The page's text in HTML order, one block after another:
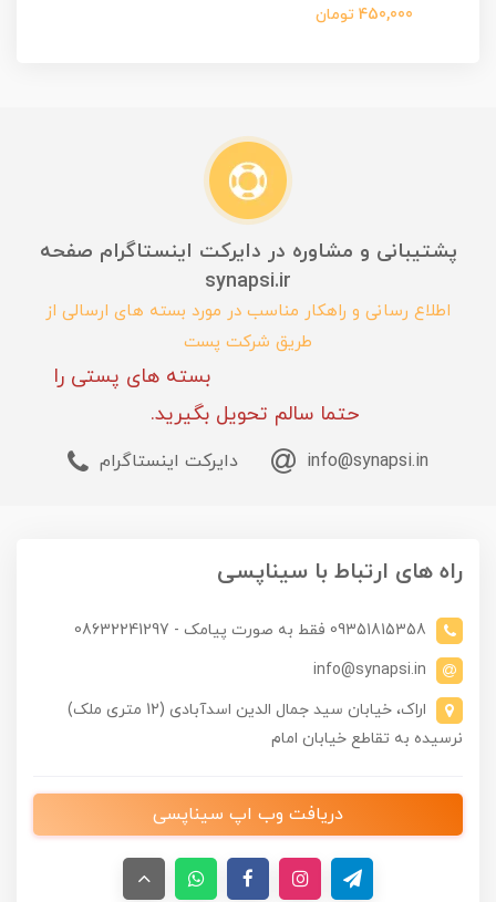
450,000 تومان
پشتیبانی و مشاوره در دایرکت اینستاگرام صفحه
synapsi.ir
اطلاع رسانی و راهکار مناسب در مورد بسته های ارسالی از
طریق شرکت پست
بسته های پستی را
حتما سالم تحویل بگیرید.
info@synapsi.in دایرکت اینستاگرام
راه های ارتباط با سیناپسی
09351815358 فقط به صورت پیامک - 08632241297
info@synapsi.in
اراک، خیابان سید جمال الدین اسدآبادی (12 متری ملک)
نرسیده به تقاطع خیابان امام
دریافت وب اپ سیناپسی